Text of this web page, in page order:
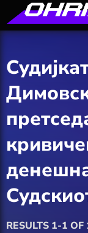
RESULTS 1-1 OF